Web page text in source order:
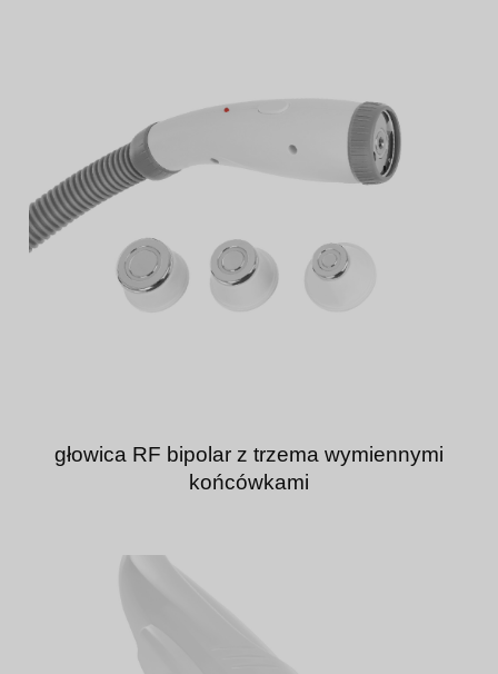
głowica RF bipolar z trzema wymiennymi
końcówkami